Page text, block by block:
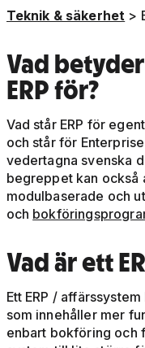
Teknik & säkerhet >
Vad betyder
ERP för?
Vad står ERP för
och står för
vedertagna svenska
begreppet kan också
modulbaserade och
och
Vad är ett
Ett ERP /
som innehåller mer
enbart bokföring och